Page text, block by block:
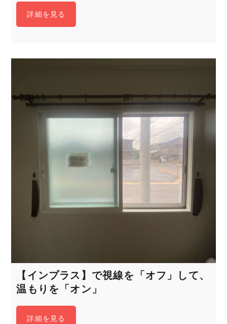
詳細を見る
【インプラス】で視線を「オフ」して、
温もりを「オン」
詳細を見る